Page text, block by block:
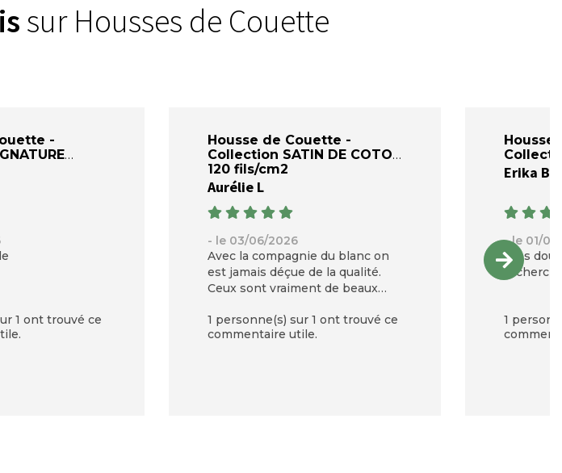
sur Housses de Couette
-
1 ont trouvé ce
Housse de Couette -
Collection SATIN DE COTON
120 fils/cm2
Aurélie L
- le 03/06/2026
Avec la compagnie du blanc on
est jamais déçue de la qualité.
Ceux sont vraiment de beaux
1 personne(s) sur 1 ont trouvé ce
commentaire utile.
Housse
Erika B
- le 01/
Très
1